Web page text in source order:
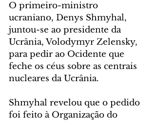
O primeiro-ministro
ucraniano, Denys Shmyhal,
juntou-se ao presidente da
Ucrânia, Volodymyr Zelensky,
para pedir ao Ocidente que
feche os céus sobre as centrais
nucleares da Ucrânia.
Shmyhal revelou que o pedido
foi feito à Organização do